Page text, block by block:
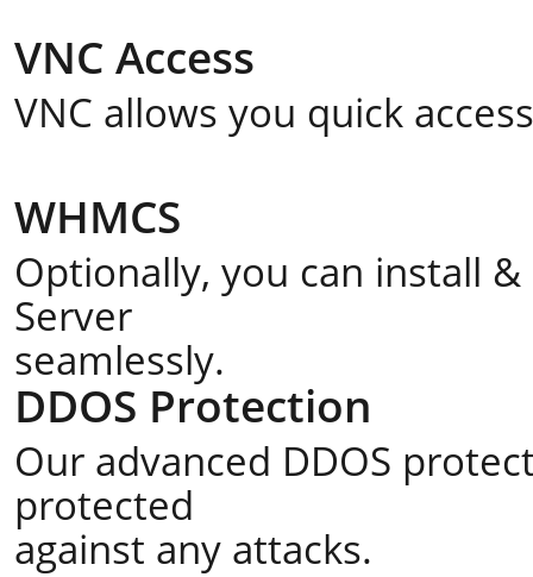
VNC Access
VNC allows you quick
WHMCS
Optionally, you can install
Server
seamlessly.
DDOS Protection
Our advanced DDOS
protected
against any attacks.